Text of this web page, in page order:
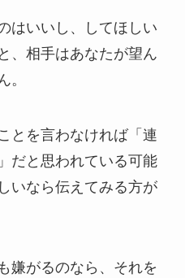
はいいし、してほしい
、相手はあなたが望ん
。
とを言わなければ「連
だと思われている可能
いなら伝えてみる方が
嫌がるのなら、それを